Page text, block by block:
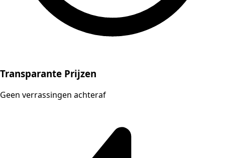
Transparante Prijzen
Geen verrassingen achteraf